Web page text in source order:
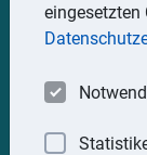
eingesetzten